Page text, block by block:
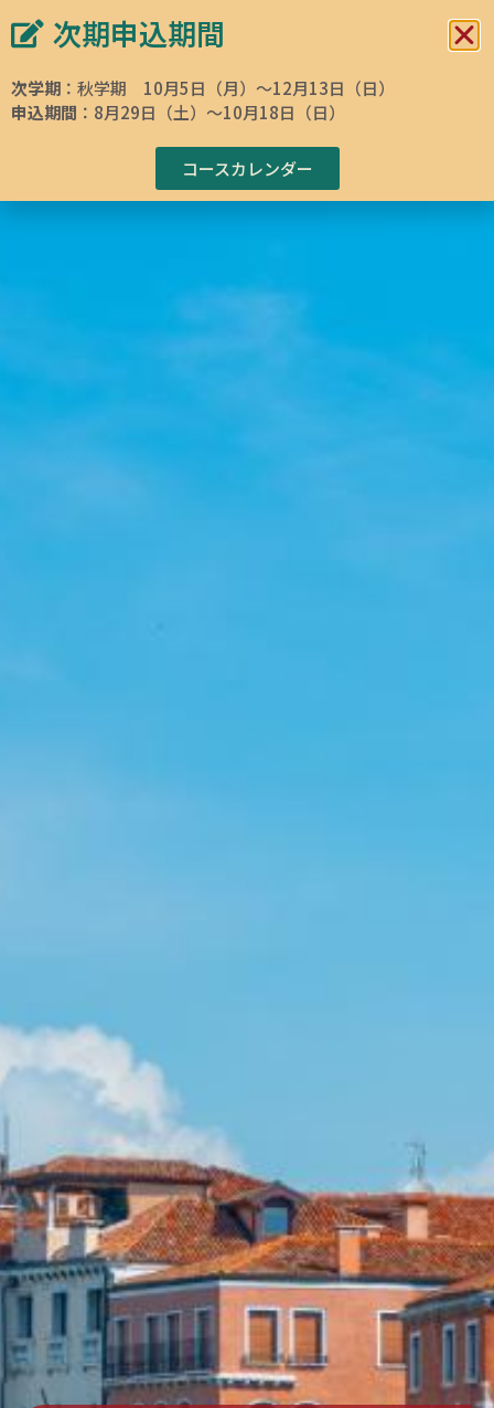
イタリア文化会館 東京
ホームページ»イタリア語・イタリア文化コース検索
果・理由）・dopo+不定詞の複合形」編 3回レッスン
次期申込期間
次学期 ：秋学期 10月5日（月）～12月13日（日）
申込期間 ：8月29日（土）～10月18日（日）
コースカレンダー